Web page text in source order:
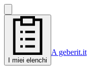
I miei elenchi
A geberit.it